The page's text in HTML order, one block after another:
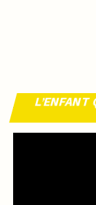
L’ENFANT